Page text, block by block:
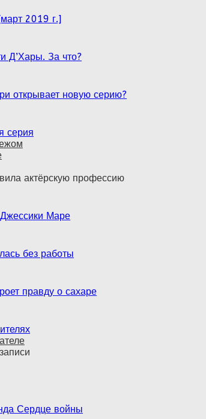
2019 г.]
Д’Хары. За что?
открывает новую серию?
серия
актёрскую профессию
Маре
без работы
правду о сахаре
Сердце войны